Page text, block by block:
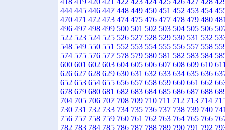
444 445 446 447 448 449 450 451 452 453 454
470 471 472 473 474 475 476 477 478 479 480
496 497 498 499 500 501 502 503 504 505 506
522 523 524 525 526 527 528 529 530 531 532
548 549 550 551 552 553 554 555 556 557 558
574 575 576 577 578 579 580 581 582 583 584
600 601 602 603 604 605 606 607 608 609 610
626 627 628 629 630 631 632 633 634 635 636
652 653 654 655 656 657 658 659 660 661 662
678 679 680 681 682 683 684 685 686 687 688
704 705 706 707 708 709 710 711 712 713 714
730 731 732 733 734 735 736 737 738 739 740
756 757 758 759 760 761 762 763 764 765 766
782 783 784 785 786 787 788 789 790 791 792